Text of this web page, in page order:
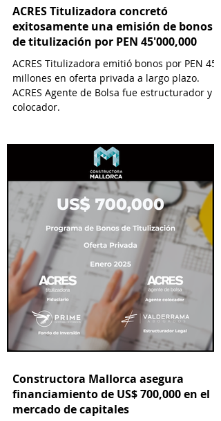
ACRES Titulizadora concretó
exitosamente una emisión de bonos
de titulización por PEN 45'000,000
ACRES Titulizadora emitió bonos por PEN 45
millones en oferta privada a largo plazo.
ACRES Agente de Bolsa fue estructurador y
colocador.
Constructora Mallorca asegura
financiamiento de US$ 700,000 en el
mercado de capitales